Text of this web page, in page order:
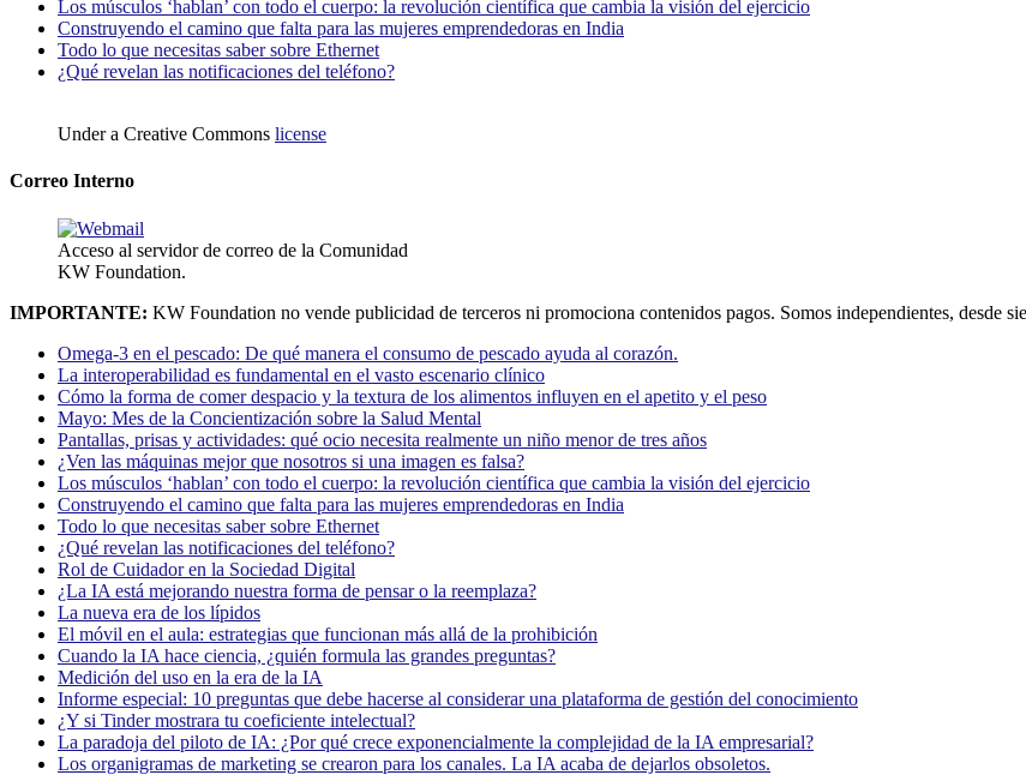
Los músculos ‘hablan’ con todo el cuerpo: la revolución científica que cambia la visión del ejercicio
Construyendo el camino que falta para las mujeres emprendedoras en India
Todo lo que necesitas saber sobre Ethernet
¿Qué revelan las notificaciones del teléfono?
Under a Creative Commons license
Correo Interno
Acceso al servidor de correo de la Comunidad
KW Foundation.
IMPORTANTE: KW Foundation no vende publicidad de terceros ni promociona contenidos pagos. Somos independientes, desde
Omega-3 en el pescado: De qué manera el consumo de pescado ayuda al corazón.
La interoperabilidad es fundamental en el vasto escenario clínico
Cómo la forma de comer despacio y la textura de los alimentos influyen en el apetito y el peso
Mayo: Mes de la Concientización sobre la Salud Mental
Pantallas, prisas y actividades: qué ocio necesita realmente un niño menor de tres años
¿Ven las máquinas mejor que nosotros si una imagen es falsa?
Los músculos ‘hablan’ con todo el cuerpo: la revolución científica que cambia la visión del ejercicio
Construyendo el camino que falta para las mujeres emprendedoras en India
Todo lo que necesitas saber sobre Ethernet
¿Qué revelan las notificaciones del teléfono?
Rol de Cuidador en la Sociedad Digital
¿La IA está mejorando nuestra forma de pensar o la reemplaza?
La nueva era de los lípidos
El móvil en el aula: estrategias que funcionan más allá de la prohibición
Cuando la IA hace ciencia, ¿quién formula las grandes preguntas?
Medición del uso en la era de la IA
Informe especial: 10 preguntas que debe hacerse al considerar una plataforma de gestión del conocimiento
¿Y si Tinder mostrara tu coeficiente intelectual?
La paradoja del piloto de IA: ¿Por qué crece exponencialmente la complejidad de la IA empresarial?
Los organigramas de marketing se crearon para los canales. La IA acaba de dejarlos obsoletos.